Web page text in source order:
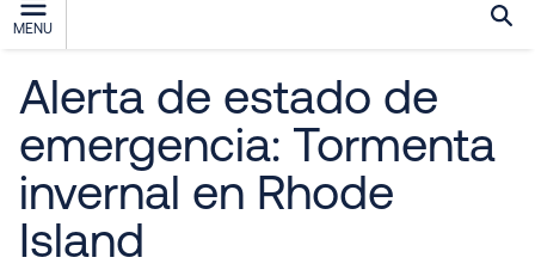
MENU
Alerta de estado de
emergencia: Tormenta
invernal en Rhode
Island